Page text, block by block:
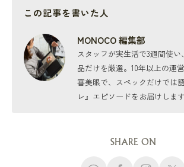
この記事を書いた人
MONOCO 編集部
スタッフが実生活で3週間使
品だけを厳選。10年以上の運
審美眼で、スペックだけでは
レ』エピソードをお届けします
SHARE ON